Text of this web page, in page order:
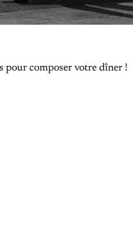
pour composer votre dîner !